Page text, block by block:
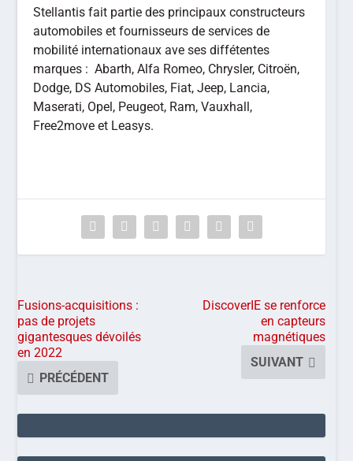
Stellantis fait partie des principaux constructeurs
automobiles et fournisseurs de services de
mobilité internationaux ave ses diffétentes
marques : Abarth, Alfa Romeo, Chrysler, Citroën,
Dodge, DS Automobiles, Fiat, Jeep, Lancia,
Maserati, Opel, Peugeot, Ram, Vauxhall,
Free2move et Leasys.
Fusions-acquisitions :
pas de projets
gigantesques dévoilés
en 2022
PRÉCÉDENT
DiscoverIE se renforce
en capteurs
magnétiques
SUIVANT